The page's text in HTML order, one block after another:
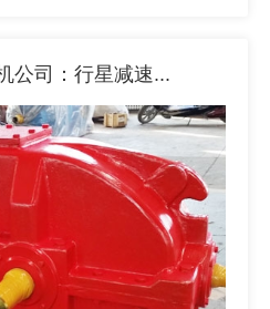
公司：行星减速...